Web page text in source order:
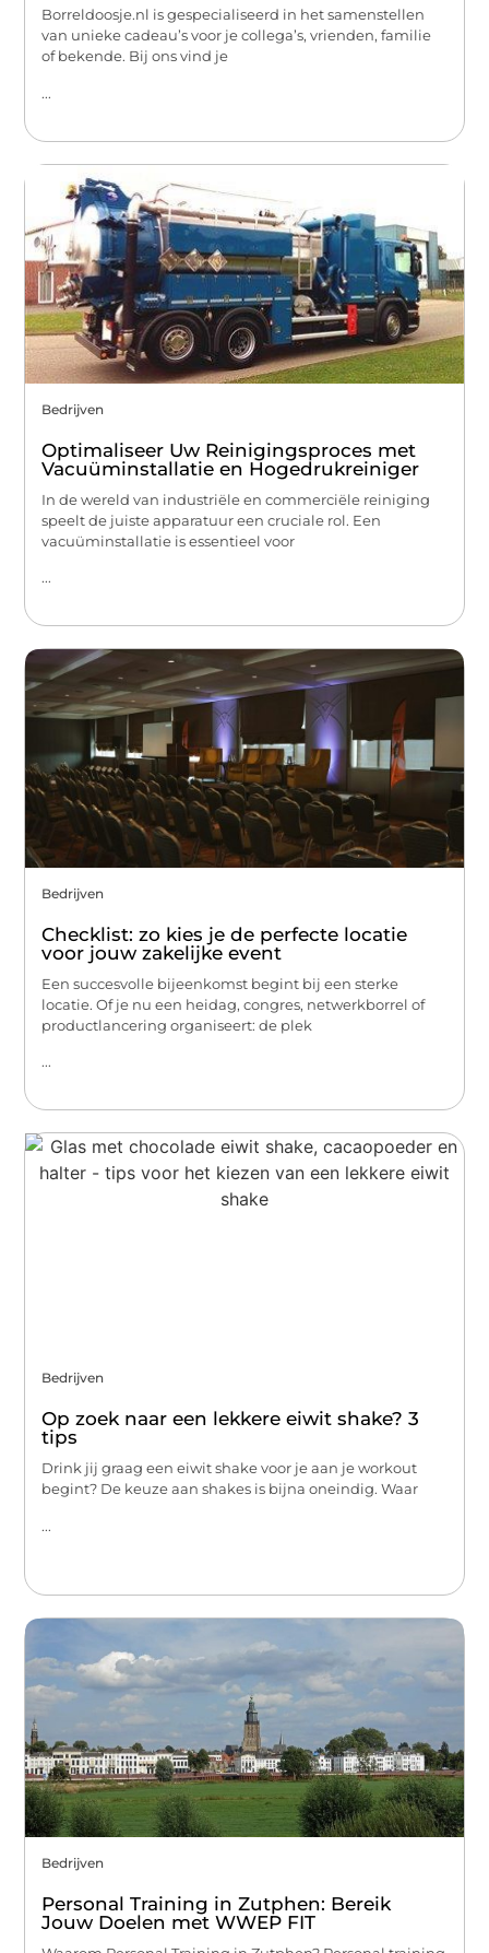
Borreldoosje.nl is gespecialiseerd in het samenstellen
van unieke cadeau’s voor je collega’s, vrienden, familie
of bekende. Bij ons vind je
...
Bedrijven
Optimaliseer Uw Reinigingsproces met
Vacuüminstallatie en Hogedrukreiniger
In de wereld van industriële en commerciële reiniging
speelt de juiste apparatuur een cruciale rol. Een
vacuüminstallatie is essentieel voor
...
Bedrijven
Checklist: zo kies je de perfecte locatie
voor jouw zakelijke event
Een succesvolle bijeenkomst begint bij een sterke
locatie. Of je nu een heidag, congres, netwerkborrel of
productlancering organiseert: de plek
...
Bedrijven
Op zoek naar een lekkere eiwit shake? 3
tips
Drink jij graag een eiwit shake voor je aan je workout
begint? De keuze aan shakes is bijna oneindig. Waar
...
Bedrijven
Personal Training in Zutphen: Bereik
Jouw Doelen met WWEP FIT